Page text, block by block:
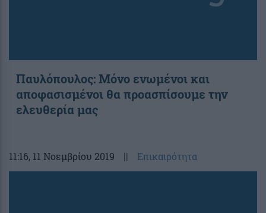
Παυλόπουλος: Μόνο ενωμένοι και
αποφασισμένοι θα προασπίσουμε την
ελευθερία μας
11:16, 11 Νοεμβρίου 2019 || Επικαιρότητα